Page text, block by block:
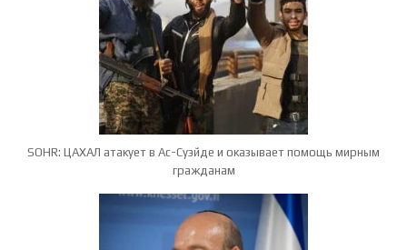
SOHR: ЦАХАЛ атакует в Ас-Суэйде и оказывает помощь мирным
гражданам